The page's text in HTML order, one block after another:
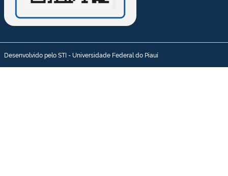
Desenvolvido pelo STI - Universidade Federal do Piauí